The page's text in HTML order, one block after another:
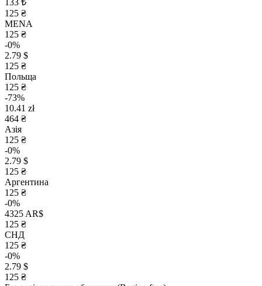
133 ₺
125 ₴
MENA
125 ₴
-0%
2.79 $
125 ₴
Польща
125 ₴
-73%
10.41 zł
464 ₴
Азія
125 ₴
-0%
2.79 $
125 ₴
Аргентина
125 ₴
-0%
4325 AR$
125 ₴
СНД
125 ₴
-0%
2.79 $
125 ₴